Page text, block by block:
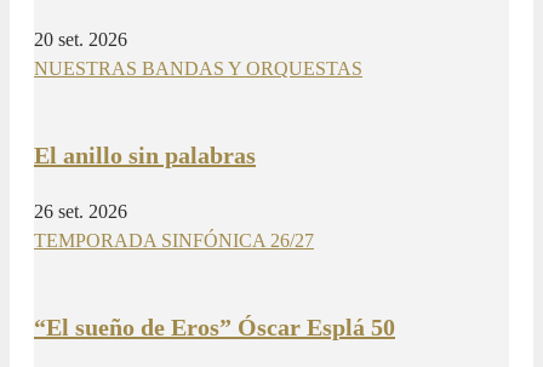
20 set. 2026
NUESTRAS BANDAS Y ORQUESTAS
El anillo sin palabras
26 set. 2026
TEMPORADA SINFÓNICA 26/27
“El sueño de Eros” Óscar Esplá 50